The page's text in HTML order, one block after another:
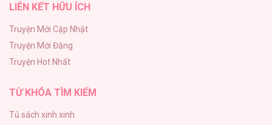
Tình yêu và danh vọng
Tùy Tâm Tùy Ý
105
LIÊN KẾT HỮU ÍCH
Truyện Mới Cập Nhật
Truyện Mới Đăng
Truyện Hot Nhất
TỪ KHÓA TÌM KIẾM
Tủ sách xinh xinh